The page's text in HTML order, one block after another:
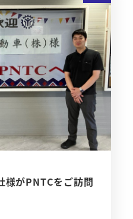
様がPNTCをご訪問